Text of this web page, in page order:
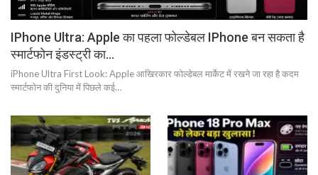
IPhone Ultra: Apple का पहला फोल्डेबल IPhone बन सकता है
स्मार्टफोन इंडस्ट्री का…
iPhone Ultra First Look: Apple आखिरकार फोल्डेबल मार्केट में रखने जा रहा है कदम
स्मार्टफोन की दुनिया में पिछले कई…